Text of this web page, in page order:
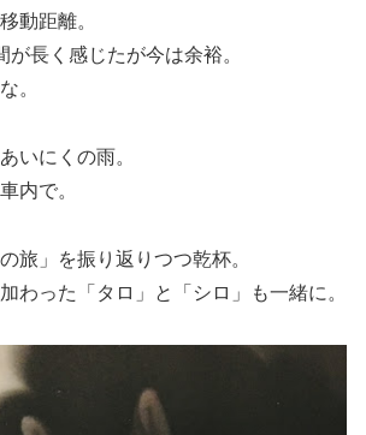
動距離。
長く感じたが今は余裕。
。
いにくの雨。
内で。
旅」を振り返りつつ乾杯。
わった「タロ」と「シロ」も一緒に。